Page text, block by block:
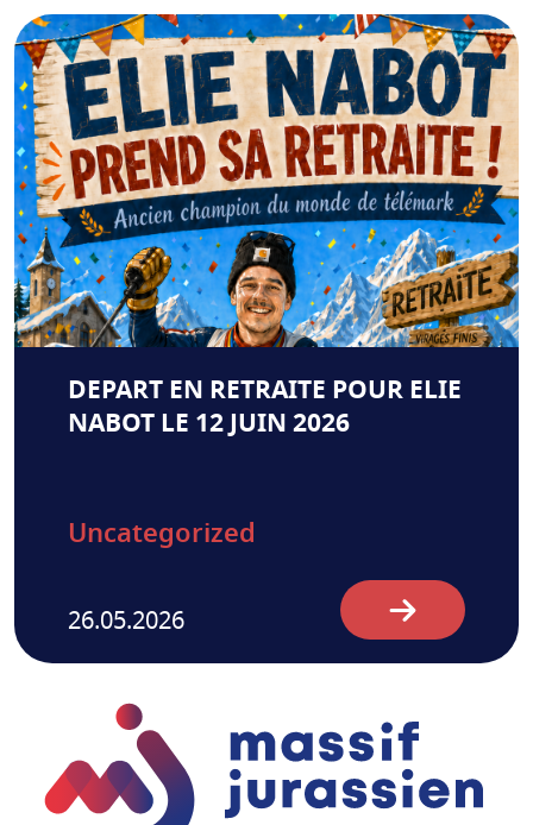
DEPART EN RETRAITE POUR ELIE
NABOT LE 12 JUIN 2026
Uncategorized
26.05.2026